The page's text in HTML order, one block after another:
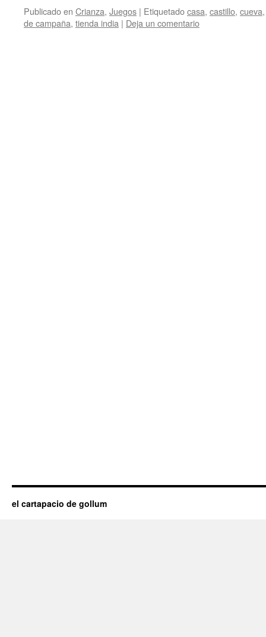
Publicado en Crianza, Juegos | Etiquetadocasa, castillo, cueva
de campaña, tienda india | Deja un comentario
el cartapacio de gollum